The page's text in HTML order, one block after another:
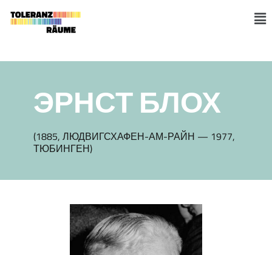
content
ЭРНСТ БЛОХ
(1885, ЛЮДВИГСХАФЕН-АМ-РАЙН — 1977,
ТЮБИНГЕН)